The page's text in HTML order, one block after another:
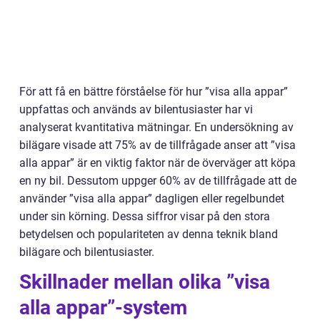
För att få en bättre förståelse för hur ”visa alla appar”
uppfattas och används av bilentusiaster har vi
analyserat kvantitativa mätningar. En undersökning av
bilägare visade att 75% av de tillfrågade anser att ”visa
alla appar” är en viktig faktor när de överväger att köpa
en ny bil. Dessutom uppger 60% av de tillfrågade att de
använder ”visa alla appar” dagligen eller regelbundet
under sin körning. Dessa siffror visar på den stora
betydelsen och populariteten av denna teknik bland
bilägare och bilentusiaster.
Skillnader mellan olika ”visa
alla appar”-system